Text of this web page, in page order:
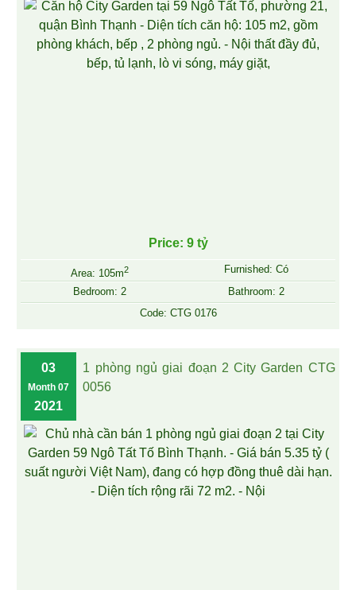
Price: 9 tỷ
Area: 105m2
Furnished: Có
Bedroom: 2
Bathroom: 2
Code: CTG 0176
03
Month 07
2021
1 phòng ngủ giai đoạn 2 City Garden CTG
0056